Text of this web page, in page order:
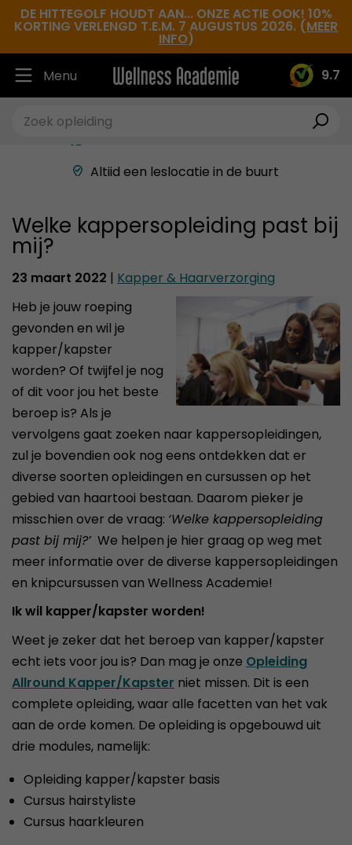
DE HITTEGOLF HOUDT AAN... ONZE ACTIE OOK! 10%
KORTING VERLENGD T.E.M. 7 AUGUSTUS 2026. (MEER
INFO)
9.7
Menu
Ruim 30.000 tevreden studenten
Beste docenten in de branche
Welke kappersopleiding past bij
mij?
23 maart 2022 | Kapper & Haarverzorging
Heb je jouw roeping
gevonden en wil je
kapper/kapster
worden? Of twijfel je nog
of dit voor jou het beste
beroep is? Als je
vervolgens gaat zoeken naar kappersopleidingen,
zul je bovendien ook nog eens ontdekken dat er
diverse soorten opleidingen en cursussen op het
gebied van haartooi bestaan. Daarom pieker je
misschien over de vraag: ‘Welke kappersopleiding
past bij mij?’ We helpen je hier graag op weg met
meer informatie over de diverse kappersopleidingen
en knipcursussen van Wellness Academie!
Ik wil kapper/kapster worden!
Weet je zeker dat het beroep van kapper/kapster
echt iets voor jou is? Dan mag je onze Opleiding
Allround Kapper/Kapster niet missen. Dit is een
complete opleiding, waar alle facetten van het vak
aan de orde komen. De opleiding is opgebouwd uit
drie modules, namelijk:
Opleiding kapper/kapster basis
Cursus hairstyliste
Cursus haarkleuren